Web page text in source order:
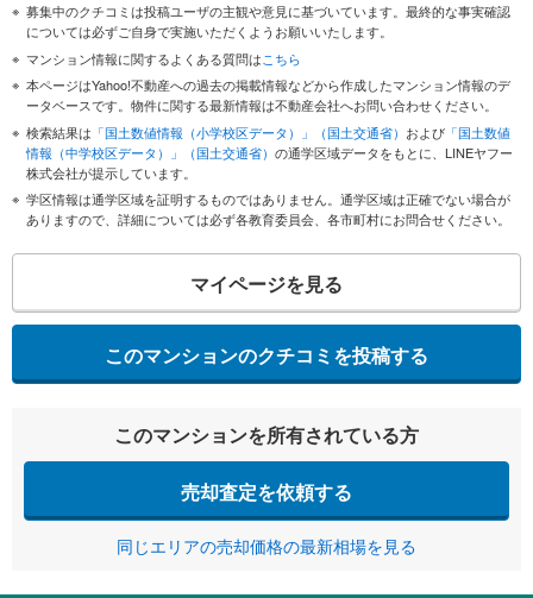
募集中のクチコミは投稿ユーザの主観や意見に基づいています。最終的な事実確認
については必ずご自身で実施いただくようお願いいたします。
マンション情報に関するよくある質問はこちら
本ページはYahoo!不動産への過去の掲載情報などから作成したマンション情報のデ
ータベースです。物件に関する最新情報は不動産会社へお問い合わせください。
検索結果は 「国土数値情報（小学校区データ）」（国土交通省） および 「国土数値
情報（中学校区データ）」（国土交通省） の通学区域データをもとに、LINEヤフー
株式会社が提示しています。
学区情報は通学区域を証明するものではありません。通学区域は正確でない場合が
ありますので、詳細については必ず各教育委員会、各市町村にお問合せください。
マイページを見る
このマンションのクチコミを投稿する
このマンションを所有されている方
売却査定を依頼する
同じエリアの売却価格の最新相場を見る